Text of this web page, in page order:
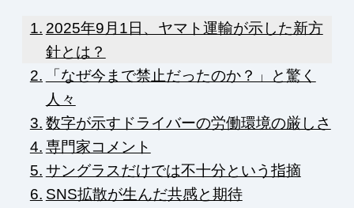
2025年9月1日、ヤマト運輸が示した新方
針とは？
「なぜ今まで禁止だったのか？」と驚く
人々
数字が示すドライバーの労働環境の厳しさ
専門家コメント
サングラスだけでは不十分という指摘
SNS拡散が生んだ共感と期待